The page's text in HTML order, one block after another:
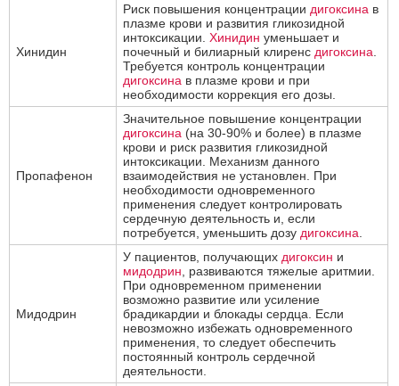
Хинидин
Риск повышения концентрации дигоксина в
плазме крови и развития гликозидной
интоксикации. Хинидин уменьшает и
почечный и билиарный клиренс дигоксина
Требуется контроль концентрации
дигоксина в плазме крови и при
необходимости коррекция его дозы.
Пропафенон
Значительное повышение концентрации
дигоксина (на 30-90% и более) в плазме
крови и риск развития гликозидной
интоксикации. Механизм данного
взаимодействия не установлен. При
необходимости одновременного
применения следует контролировать
сердечную деятельность и, если
потребуется, уменьшить дозу дигоксина
Мидодрин
У пациентов, получающих дигоксин и
мидодрин , развиваются тяжелые аритмии.
При одновременном применении
возможно развитие или усиление
брадикардии и блокады сердца. Если
невозможно избежать одновременного
применения, то следует обеспечить
постоянный контроль сердечной
деятельности.